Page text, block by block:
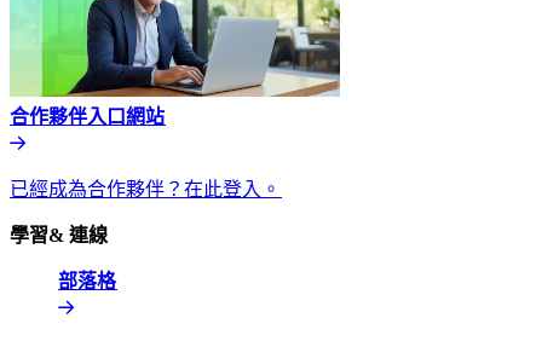
合作夥伴入口網站​​
已經成為合作夥伴？在此登入。​​
學習& 連線​​
部落格​​